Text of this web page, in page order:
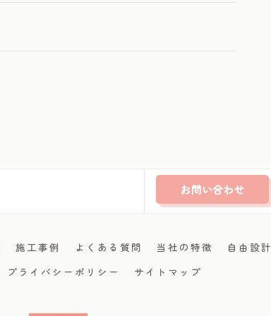
お問い合わせ
施工事例 よくある質問 当社の特徴 自由設計
プライバシーポリシー サイトマップ